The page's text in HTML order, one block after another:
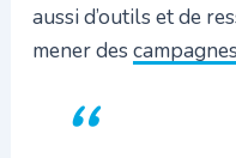
aussi d’outils et de
mener des